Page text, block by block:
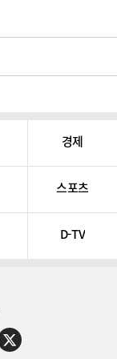
경제
스포츠
D-TV